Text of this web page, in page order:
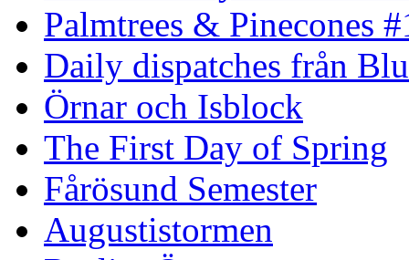
Palmtrees & Pinecones
Daily dispatches från
Örnar och Isblock
The First Day of Spring
Fårösund Semester
Augustistormen